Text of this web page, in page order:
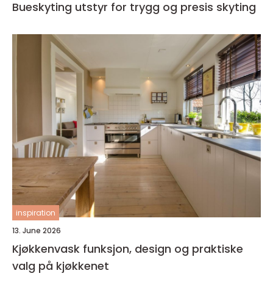
Bueskyting utstyr for trygg og presis skyting
inspiration
13. June 2026
Kjøkkenvask funksjon, design og praktiske
valg på kjøkkenet